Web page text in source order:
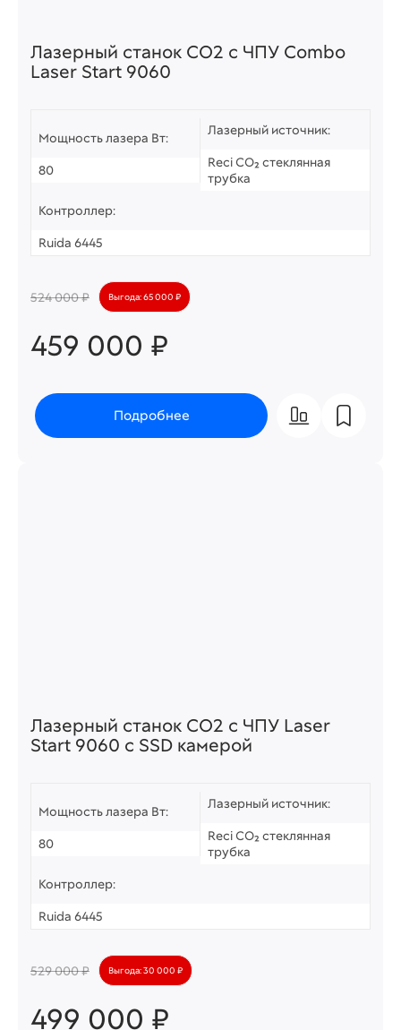
Лазерный станок СО2 c ЧПУ Combo
Laser Start 9060
Мощность лазера Вт:
80
Лазерный источник:
Reci CO₂ стеклянная
трубка
Контроллер:
Ruida 6445
524 000 ₽ Выгода: 65 000 ₽
459 000 ₽
Подробнее
Лазерный станок СО2 c ЧПУ Laser
Start 9060 с SSD камерой
Мощность лазера Вт:
80
Лазерный источник:
Reci CO₂ стеклянная
трубка
Контроллер:
Ruida 6445
529 000 ₽ Выгода: 30 000 ₽
499 000 ₽